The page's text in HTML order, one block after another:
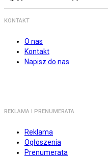
KONTAKT
O nas
Kontakt
Napisz do nas
REKLAMA I PRENUMERATA
Reklama
Ogłoszenia
Prenumerata